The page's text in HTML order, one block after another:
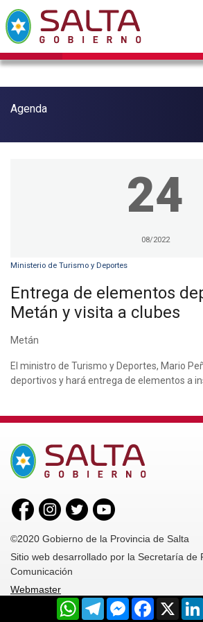
Agenda
24
08/2022
Ministerio de Turismo y Deportes
Entrega de elementos
Metán y visita a clubes
Metán
El ministro de Turismo y Deportes, Mario
deportivos y hará entrega de elementos a
©2020 Gobierno de la Provincia de Salta
Sitio web desarrollado por la Secretaría de
Comunicación
Webmaster
WhatsAppTelegramMessenger
Facebook
X